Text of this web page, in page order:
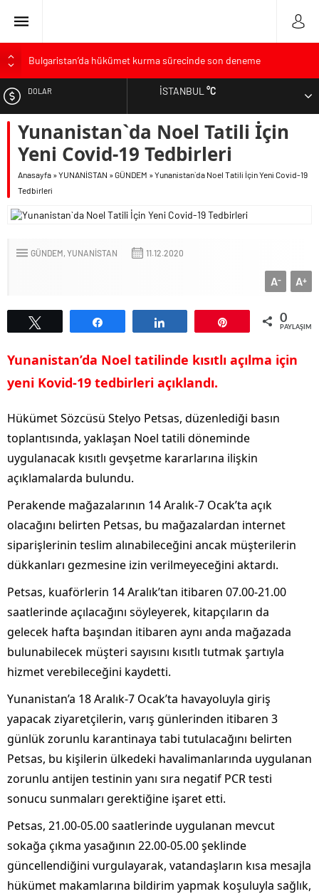
Bulgaristan’da hükümet kurma sürecinde son deneme
Varna’da grip salgını alarmı: Okullarda eğitime ara verildi
Bulgaristan’da 2025 yılının kelimesi “Euro” oldu
Bulgaristan’dan İspanya’ya destek
DOLAR
EURO
ALTIN
İSTANBUL°C
Yunanistan`da Noel Tatili İçin
Yeni Covid-19 Tedbirleri
Anasayfa »YUNANİSTAN »GÜNDEM »Yunanistan`da Noel Tatili İçin Yeni Covid-19
Tedbirleri
GÜNDEM YUNANİSTAN 11.12.2020
A+
A-
0
Yunanistan’da Noel tatilinde kısıtlı açılma için
yeni Kovid-19 tedbirleri açıklandı.
Hükümet Sözcüsü Stelyo Petsas, düzenlediği basın
toplantısında, yaklaşan Noel tatili döneminde
uygulanacak kısıtlı gevşetme kararlarına ilişkin
açıklamalarda bulundu.
Perakende mağazalarının 14 Aralık-7 Ocak’ta açık
olacağını belirten Petsas, bu mağazalardan internet
siparişlerinin teslim alınabileceğini ancak müşterilerin
dükkanları gezmesine izin verilmeyeceğini aktardı.
Petsas, kuaförlerin 14 Aralık’tan itibaren 07.00-21.00
saatlerinde açılacağını söyleyerek, kitapçıların da
gelecek hafta başından itibaren aynı anda mağazada
bulunabilecek müşteri sayısını kısıtlı tutmak şartıyla
hizmet verebileceğini kaydetti.
Yunanistan’a 18 Aralık-7 Ocak’ta havayoluyla giriş
yapacak ziyaretçilerin, varış günlerinden itibaren 3
günlük zorunlu karantinaya tabi tutulacağını belirten
Petsas, bu kişilerin ülkedeki havalimanlarında uygulanan
zorunlu antijen testinin yanı sıra negatif PCR testi
sonucu sunmaları gerektiğine işaret etti.
Petsas, 21.00-05.00 saatlerinde uygulanan mevcut
sokağa çıkma yasağının 22.00-05.00 şeklinde
güncellendiğini vurgulayarak, vatandaşların kısa mesajla
hükümet makamlarına bildirim yapmak koşuluyla sağlık,